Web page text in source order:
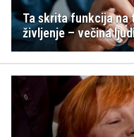
Ta skrita funkcija na
življenje – večina